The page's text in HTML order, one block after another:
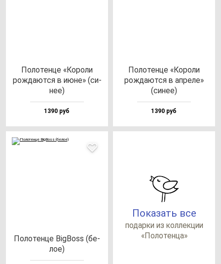
Поло­тен­це «Коро­ли
рож­да­ют­ся в июне» (си­
нее)
1390 руб
Поло­тен­це «Коро­ли
рож­да­ют­ся в ап­ре­ле»
(си­нее)
1390 руб
Поло­тен­це BigBoss (бе­
лое)
Показать все
по­дар­ки из кол­лек­ции
«Поло­тен­ца»